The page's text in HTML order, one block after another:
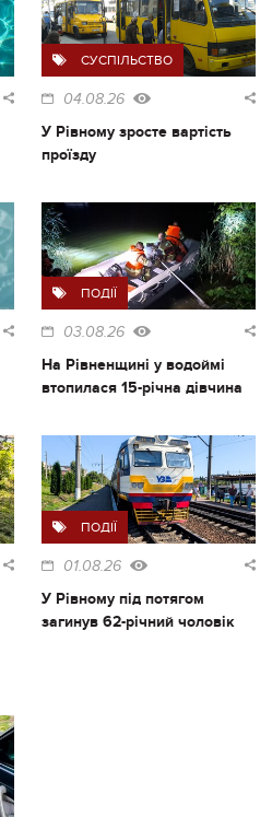
СУСПІЛЬСТВО
04.08.26
У Рівному зросте вартість
проїзду
ПОДІЇ
03.08.26
На Рівненщині у водоймі
втопилася 15-річна дівчина
ПОДІЇ
01.08.26
У Рівному під потягом
загинув 62-річний чоловік